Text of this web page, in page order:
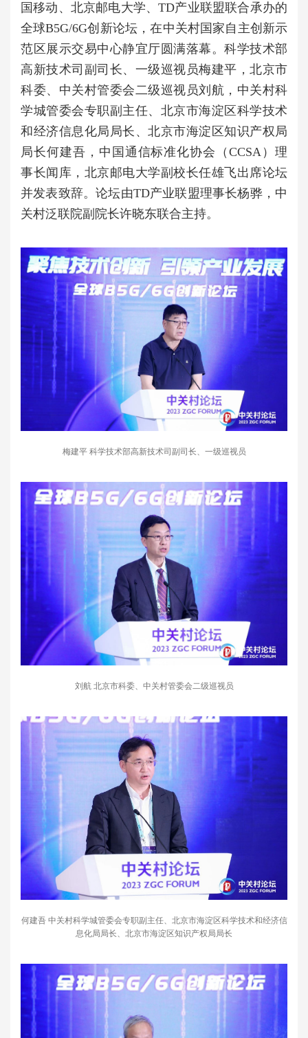
国移动、北京邮电大学、TD产业联盟联合承办的
全球B5G/6G创新论坛，在中关村国家自主创新示
范区展示交易中心静宜厅圆满落幕。科学技术部
高新技术司副司长、一级巡视员梅建平，北京市
科委、中关村管委会二级巡视员刘航，中关村科
学城管委会专职副主任、北京市海淀区科学技术
和经济信息化局局长、北京市海淀区知识产权局
局长何建吾，中国通信标准化协会（CCSA）理
事长闻库，北京邮电大学副校长任雄飞出席论坛
并发表致辞。论坛由TD产业联盟理事长杨骅，中
关村泛联院副院长许晓东联合主持。
梅建平 科学技术部高新技术司副司长、一级巡视员
刘航 北京市科委、中关村管委会二级巡视员
何建吾 中关村科学城管委会专职副主任、北京市海淀区科学技术和经济信
息化局局长、北京市海淀区知识产权局局长